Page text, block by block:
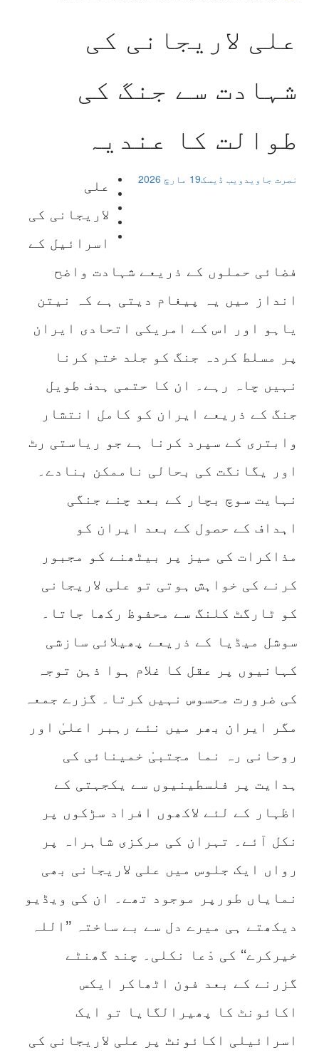
علی لاریجانی کی
شہادت سے جنگ کی
طوالت کا عندیہ
نصرت جاوید ویب ڈیسک19 مارچ 2026
علی
لاریجانی کی
اسرائیل کے
فضائی حملوں کے ذریعے شہادت واضح
انداز میں یہ پیغام دیتی ہے کہ نیتن
یاہو اور اس کے امریکی اتحادی ایران
پر مسلط کردہ جنگ کو جلد ختم کرنا
نہیں چاہ رہے۔ ان کا حتمی ہدف طویل
جنگ کے ذریعے ایران کو کامل انتشار
وابتری کے سپرد کرنا ہے جو ریاستی رٹ
اور یگانگت کی بحالی ناممکن بنادے۔
نہایت سوچ بچار کے بعد چنے جنگی
اہداف کے حصول کے بعد ایران کو
مذاکرات کی میز پر بیٹھنے کو مجبور
کرنے کی خواہش ہوتی تو علی لاریجانی
کو ٹارگٹ کلنگ سے محفوظ رکھا جاتا۔
سوشل میڈیا کے ذریعے پھیلائی سازشی
کہانیوں پر عقل کا غلام ہوا ذہن توجہ
کی ضرورت محسوس نہیں کرتا۔ گزرے جمعہ
مگر ایران بھر میں نئے رہبر اعلیٰ اور
روحانی رہ نما مجتبیٰ خمینائی کی
ہدایت پر فلسطینیوں سے یکجہتی کے
اظہار کے لئے لاکھوں افراد سڑکوں پر
نکل آئے۔ تہران کی مرکزی شاہراہ پر
رواں ایک جلوس میں علی لاریجانی بھی
نمایاں طورپر موجود تھے۔ ان کی ویڈیو
دیکھتے ہی میرے دل سے بے ساختہ ’’اللہ
خیرکرے‘‘ کی دْعا نکلی۔ چند گھنٹے
گزرنے کے بعد فون اٹھاکر ایکس
اکائونٹ کا پھیرالگایا تو ایک
اسرائیلی اکائونٹ پر علی لاریجانی کی